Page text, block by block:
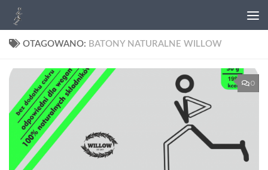
OTAGOWANO: BATONY NATURALNE WILLOW
0